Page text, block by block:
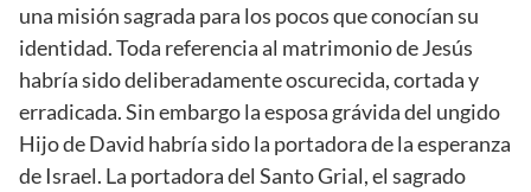
una misión sagrada para los pocos que conocían su
identidad. Toda referencia al matrimonio de Jesús
habría sido deliberadamente oscurecida, cortada y
erradicada. Sin embargo la esposa grávida del ungido
Hijo de David habría sido la portadora de la esperanza
de Israel. La portadora del Santo Grial, el sagrado